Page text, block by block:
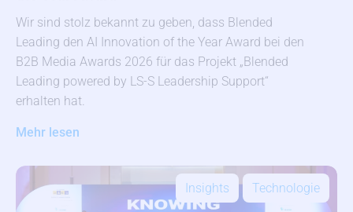
Wir sind stolz bekannt zu geben, dass Blended
Leading den AI Innovation of the Year Award bei den
B2B Media Awards 2026 für das Projekt „Blended
Leading powered by LS-S Leadership Support“
erhalten hat.
Mehr lesen
Insights Technologie